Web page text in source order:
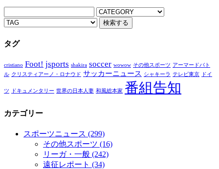
タグ
cristiano Foot! jsports shakira soccer wowow その他スポーツ アーマードバト
ル クリスティアーノ・ロナウド サッカーニュース シャキーラ テレビ東京 ドイ
ツ ドキュメンタリー 世界の日本人妻 和風総本家 番組告知
カテゴリー
スポーツニュース (299)
その他スポーツ (16)
リーガ・一般 (242)
遠征レポート (34)